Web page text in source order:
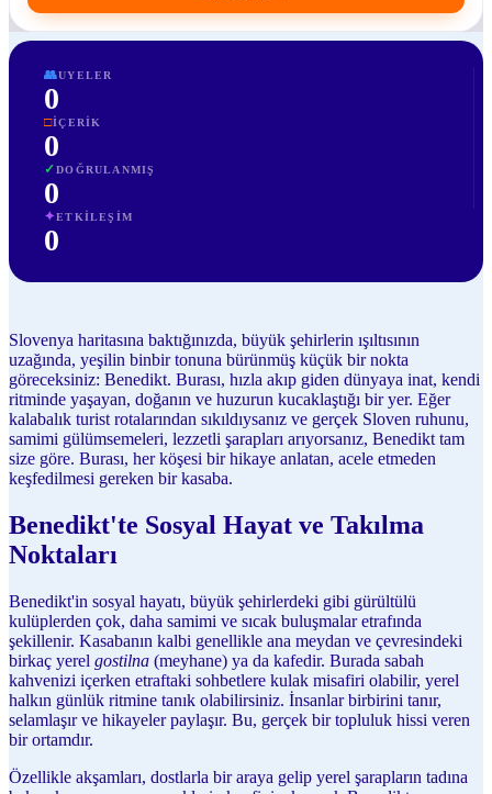
👥UYELER
0
□İÇERIK
0
✓DOĞRULANMIŞ
0
✦ETKILEŞIM
0
Slovenya haritasına baktığınızda, büyük şehirlerin ışıltısının
uzağında, yeşilin binbir tonuna bürünmüş küçük bir nokta
göreceksiniz: Benedikt. Burası, hızla akıp giden dünyaya inat, kendi
ritminde yaşayan, doğanın ve huzurun kucaklaştığı bir yer. Eğer
kalabalık turist rotalarından sıkıldıysanız ve gerçek Sloven ruhunu,
samimi gülümsemeleri, lezzetli şarapları arıyorsanız, Benedikt tam
size göre. Burası, her köşesi bir hikaye anlatan, acele etmeden
keşfedilmesi gereken bir kasaba.
Benedikt'te Sosyal Hayat ve Takılma
Noktaları
Benedikt'in sosyal hayatı, büyük şehirlerdeki gibi gürültülü
kulüplerden çok, daha samimi ve sıcak buluşmalar etrafında
şekillenir. Kasabanın kalbi genellikle ana meydan ve çevresindeki
birkaç yerel gostilna (meyhane) ya da kafedir. Burada sabah
kahvenizi içerken etraftaki sohbetlere kulak misafiri olabilir, yerel
halkın günlük ritmine tanık olabilirsiniz. İnsanlar birbirini tanır,
selamlaşır ve hikayeler paylaşır. Bu, gerçek bir topluluk hissi veren
bir ortamdır.
Özellikle akşamları, dostlarla bir araya gelip yerel şarapların tadına